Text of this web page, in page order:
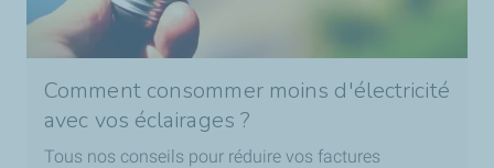
Comment consommer moins d'électricité
avec vos éclairages ?
Tous nos conseils pour réduire vos factures